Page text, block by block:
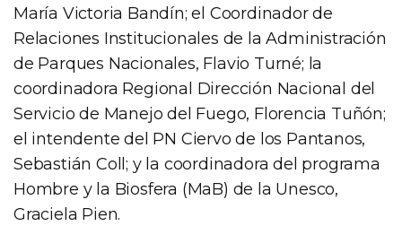
María Victoria Bandín; el Coordinador de
Relaciones Institucionales de la Administración
de Parques Nacionales, Flavio Turné; la
coordinadora Regional Dirección Nacional del
Servicio de Manejo del Fuego, Florencia Tuñón;
el intendente del PN Ciervo de los Pantanos,
Sebastián Coll; y la coordinadora del programa
Hombre y la Biosfera (MaB) de la Unesco,
Graciela Pien.